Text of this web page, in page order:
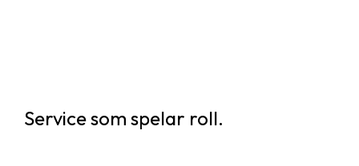
Service som spelar roll.